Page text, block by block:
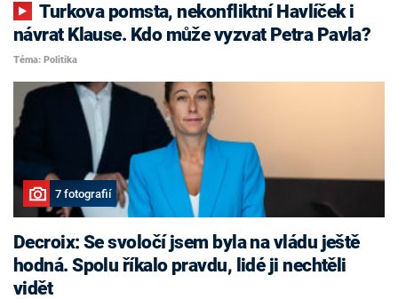
Turkova pomsta, nekonfliktní Havlíček i
návrat Klause. Kdo může vyzvat Petra Pavla?
Téma: Politika
7 fotografií
Decroix: Se svoločí jsem byla na vládu ještě
hodná. Spolu říkalo pravdu, lidé ji nechtěli
vidět